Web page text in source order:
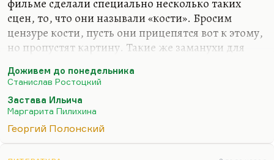
фильме сделали специально несколько таких
сцен, то, что они называли «кости». Бросим
цензуре кости, пусть они прицепятся вот к этому,
но пропустят картину. Такие же заманухи для
главное в картине было спрятано, а на
поверхность была выставлена фраза
читать чужие письма? Нельзя, и все»
аксиоматичность этики. А фильм, на самом деле,
про другое, хотя мне в нем дороже всего вот это.
Доживем до понедельника
Станислав Ростоцкий
Застава Ильича
Маргарита Пилихина
Георгий Полонский